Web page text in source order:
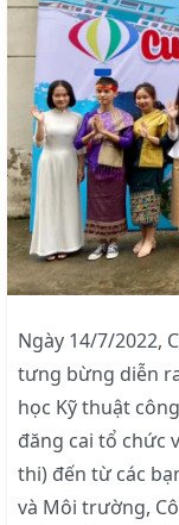
Ngày 14/7/2022,
tưng bừng diễn
học Kỹ thuật
đăng cai tổ chức
thi) đến từ các
và Môi trường,